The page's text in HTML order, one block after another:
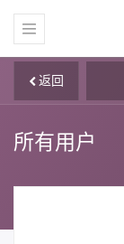
返回
所有用户